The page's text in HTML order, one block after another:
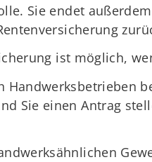
Sie endet
ist möglich,
Handwerksbetrieben
Sie einen Antrag